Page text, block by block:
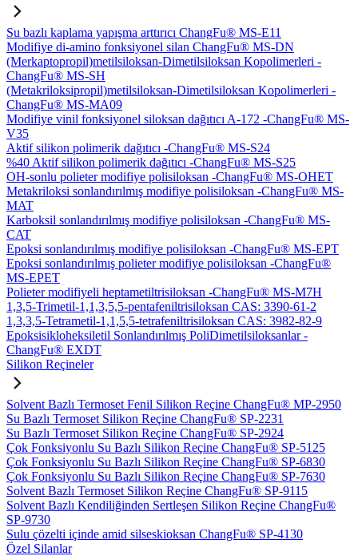
Su bazlı kaplama yapışma arttırıcı ChangFu® MS-E11
Modifiye di-amino fonksiyonel silan ChangFu® MS-DN
(Merkaptopropil)metilsiloksan-Dimetilsiloksan Kopolimerleri -
ChangFu® MS-SH
(Metakriloksipropil)metilsiloksan-Dimetilsiloksan Kopolimerleri -
ChangFu® MS-MA09
Modifiye vinil fonksiyonel siloksan dağıtıcı A-172 -ChangFu® MS-
V35
Aktif silikon polimerik dağıtıcı -ChangFu® MS-S24
%40 Aktif silikon polimerik dağıtıcı -ChangFu® MS-S25
OH-sonlu polieter modifiye polisiloksan -ChangFu® MS-OHET
Metakriloksi sonlandırılmış modifiye polisiloksan -ChangFu® MS-
MAT
Karboksil sonlandırılmış modifiye polisiloksan -ChangFu® MS-
CAT
Epoksi sonlandırılmış modifiye polisiloksan -ChangFu® MS-EPT
Epoksi sonlandırılmış polieter modifiye polisiloksan -ChangFu®
MS-EPET
Polieter modifiyeli heptametiltrisiloksan -ChangFu® MS-M7H
1,3,5-Trimetil-1,1,3,5,5-pentafeniltrisiloksan CAS: 3390-61-2
1,3,3,5-Tetrametil-1,1,5,5-tetrafeniltrisiloksan CAS: 3982-82-9
Epoksisikloheksiletil Sonlandırılmış PoliDimetilsiloksanlar -
ChangFu® EXDT
Silikon Reçineler
Solvent Bazlı Termoset Fenil Silikon Reçine ChangFu® MP-2950
Su Bazlı Termoset Silikon Reçine ChangFu® SP-2231
Su Bazlı Termoset Silikon Reçine ChangFu® SP-2924
Çok Fonksiyonlu Su Bazlı Silikon Reçine ChangFu® SP-5125
Çok Fonksiyonlu Su Bazlı Silikon Reçine ChangFu® SP-6830
Çok Fonksiyonlu Su Bazlı Silikon Reçine ChangFu® SP-7630
Solvent Bazlı Termoset Silikon Reçine ChangFu® SP-9115
Solvent Bazlı Kendiliğinden Sertleşen Silikon Reçine ChangFu®
SP-9730
Sulu çözelti içinde amid silseskioksan ChangFu® SP-4130
Özel Silanlar